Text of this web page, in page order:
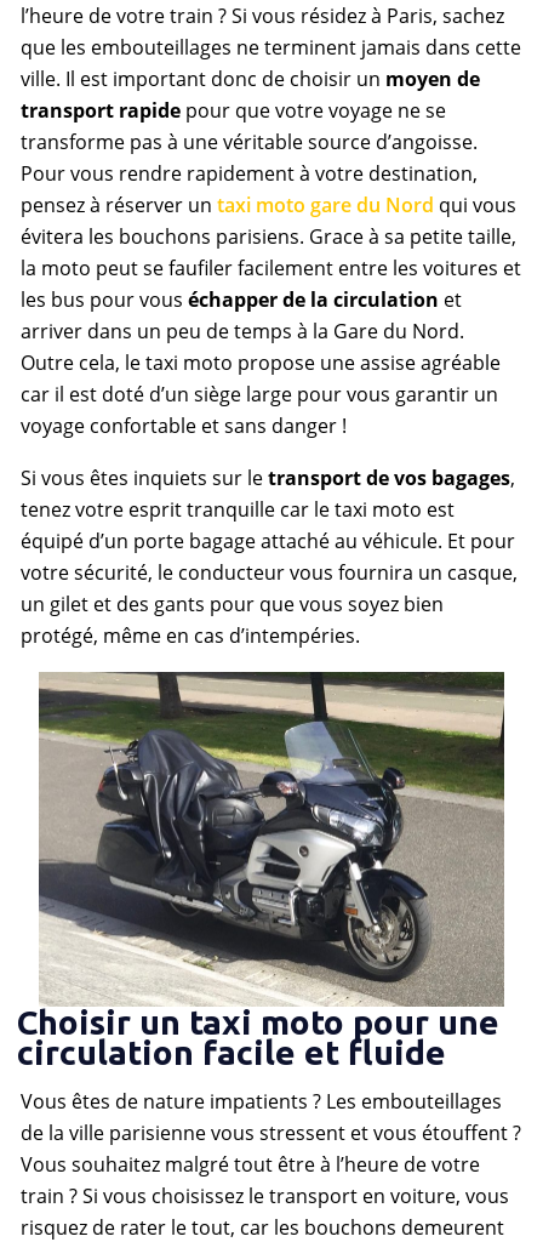
l’heure de votre train ? Si vous résidez à Paris, sachez
que les embouteillages ne terminent jamais dans cette
ville. Il est important donc de choisir un moyen de
transport rapide pour que votre voyage ne se
transforme pas à une véritable source d’angoisse.
Pour vous rendre rapidement à votre destination,
pensez à réserver untaxi moto gare du Nord qui vous
évitera les bouchons parisiens. Grace à sa petite taille,
la moto peut se faufiler facilement entre les voitures et
les bus pour vouséchapper de la circulation et
arriver dans un peu de temps à la Gare du Nord.
Outre cela, le taxi moto propose une assise agréable
car il est doté d’un siège large pour vous garantir un
voyage confortable et sans danger !
Si vous êtes inquiets sur letransport de vos bagages,
tenez votre esprit tranquille car le taxi moto est
équipé d’un porte bagage attaché au véhicule. Et pour
votre sécurité, le conducteur vous fournira un casque,
un gilet et des gants pour que vous soyez bien
protégé, même en cas d’intempéries.
Choisir un taxi moto pour une
circulation facile et fluide
Vous êtes de nature impatients ? Les embouteillages
de la ville parisienne vous stressent et vous étouffent ?
Vous souhaitez malgré tout être à l’heure de votre
train ? Si vous choisissez le transport en voiture, vous
risquez de rater le tout, car les bouchons demeurent